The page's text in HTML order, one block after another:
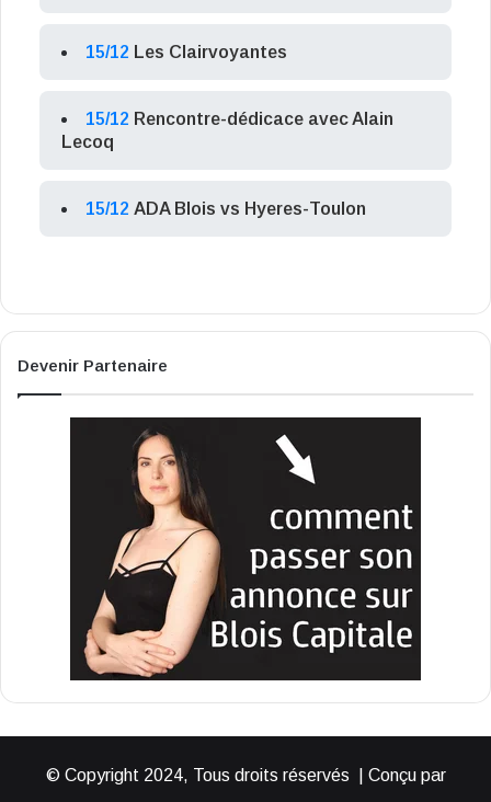
15/12 Les Clairvoyantes
15/12 Rencontre-dédicace avec Alain
Lecoq
15/12 ADA Blois vs Hyeres-Toulon
Devenir Partenaire
© Copyright 2024, Tous droits réservés | Conçu par